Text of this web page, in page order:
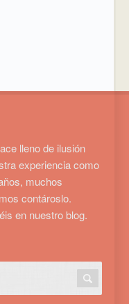
lleno de ilusión
experiencia como
muchos
contároslo.
en nuestro blog.